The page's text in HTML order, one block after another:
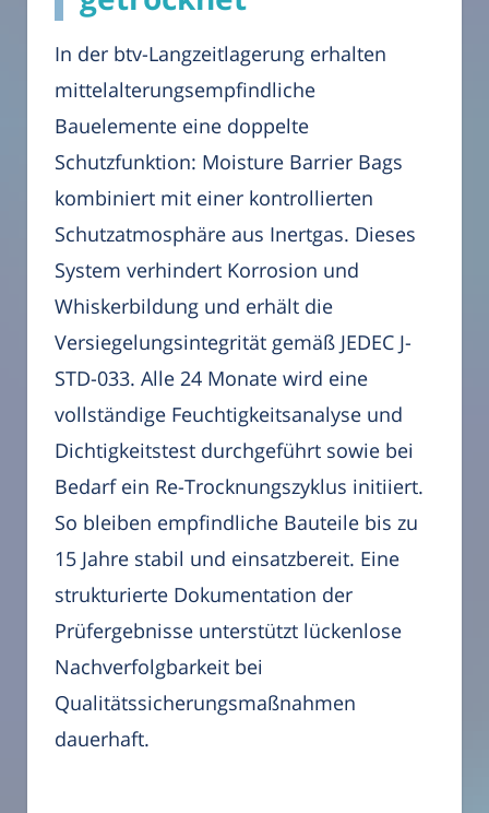
In der btv-Langzeitlagerung erhalten
mittelalterungsempfindliche
Bauelemente eine doppelte
Schutzfunktion: Moisture Barrier Bags
kombiniert mit einer kontrollierten
Schutzatmosphäre aus Inertgas. Dieses
System verhindert Korrosion und
Whiskerbildung und erhält die
Versiegelungsintegrität gemäß JEDEC J-
STD-033. Alle 24 Monate wird eine
vollständige Feuchtigkeitsanalyse und
Dichtigkeitstest durchgeführt sowie bei
Bedarf ein Re-Trocknungszyklus initiiert.
So bleiben empfindliche Bauteile bis zu
15 Jahre stabil und einsatzbereit. Eine
strukturierte Dokumentation der
Prüfergebnisse unterstützt lückenlose
Nachverfolgbarkeit bei
Qualitätssicherungsmaßnahmen
dauerhaft.